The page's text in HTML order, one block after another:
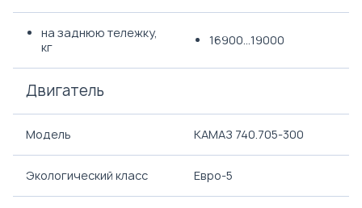
на заднюю тележку,
кг
16900...19000
Двигатель
Модель КАМАЗ 740.705-300
Экологический класс Евро-5